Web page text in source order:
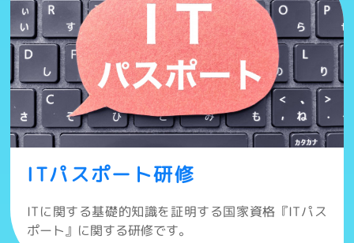
ITパスポート研修
ITに関する基礎的知識を証明する国家資格『ITパス
ポート』に関する研修です。